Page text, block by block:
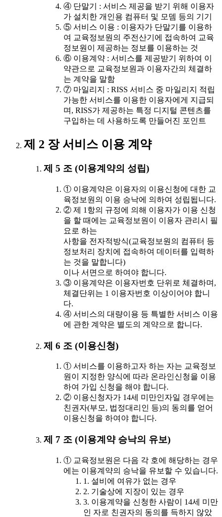
④ 단말기 : 서비스 제공을 받기 위해 이용자
가 설치한 개인용 컴퓨터 및 모뎀 등의 기기
⑤ 서비스 이용 : 이용자가 단말기를 이용하
여 교육정보원의 주전산기에 접속하여 교육
정보원이 제공하는 정보를 이용하는 것
⑥ 이용계약 : 서비스를 제공받기 위하여 이
약관으로 교육정보원과 이용자간의 체결하
는 계약을 말함
⑦ 마일리지 : RISS 서비스 중 마일리지 적립
가능한 서비스를 이용한 이용자에게 지급되
며, RISS가 제공하는 특정 디지털 콘텐츠를
구입하는 데 사용하도록 만들어진 포인트
제 2 장 서비스 이용 계약
제 5 조 (이용계약의 성립)
① 이용계약은 이용자의 이용신청에 대한 교
육정보원의 이용 승낙에 의하여 성립됩니다.
② 제 1항의 규정에 의해 이용자가 이용 신청
을 할 때에는 교육정보원이 이용자 관리시 필
요로 하는
사항을 전자적방식(교육정보원의 컴퓨터 등
정보처리 장치에 접속하여 데이터를 입력하
는 것을 말합니다)
이나 서면으로 하여야 합니다.
③ 이용계약은 이용자번호 단위로 체결하며,
체결단위는 1 이용자번호 이상이어야 합니
다.
④ 서비스의 대량이용 등 특별한 서비스 이용
에 관한 계약은 별도의 계약으로 합니다.
제 6 조 (이용신청)
① 서비스를 이용하고자 하는 자는 교육정보
원이 지정한 양식에 따라 온라인신청을 이용
하여 가입 신청을 해야 합니다.
② 이용신청자가 14세 미만인자일 경우에는
친권자(부모, 법정대리인 등)의 동의를 얻어
이용신청을 하여야 합니다.
제 7 조 (이용계약 승낙의 유보)
① 교육정보원은 다음 각 호에 해당하는 경우
에는 이용계약의 승낙을 유보할 수 있습니다.
1. 설비에 여유가 없는 경우
2. 기술상에 지장이 있는 경우
3. 이용계약을 신청한 사람이 14세 미만
인 자로 친권자의 동의를 득하지 않았